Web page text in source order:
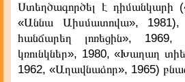
Ստեղծագործել է դիմանկարի
«Աննա Աիսմատովա»,
հանճարեղ լոռեցին»,
կռունկներ», 1980, «Խաղաղ
1962, «Աղավնաձոր», 1965)